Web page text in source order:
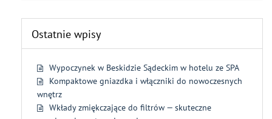
Ostatnie wpisy
Wypoczynek w Beskidzie Sądeckim w hotelu ze SPA
Kompaktowe gniazdka i włączniki do nowoczesnych
wnętrz
Wkłady zmiękczające do filtrów — skuteczne